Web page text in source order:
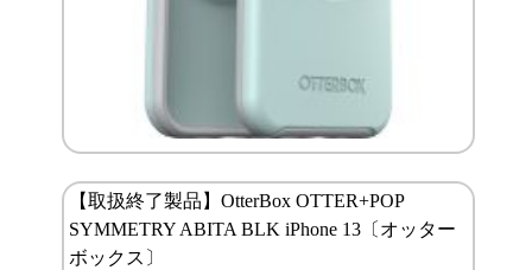
【取扱終了製品】OtterBox OTTER+POP
SYMMETRY ABITA BLK iPhone 13〔オッター
ボックス〕